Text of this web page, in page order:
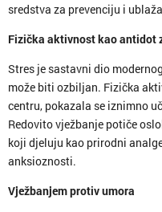
sredstva za prevenciju i
Fizička aktivnost kao antidot
Stres je sastavni dio
može biti ozbiljan. Fizička
centru, pokazala se iznimno
Redovito vježbanje potiče
koji djeluju kao prirodni
anksioznosti.
Vježbanjem protiv umora